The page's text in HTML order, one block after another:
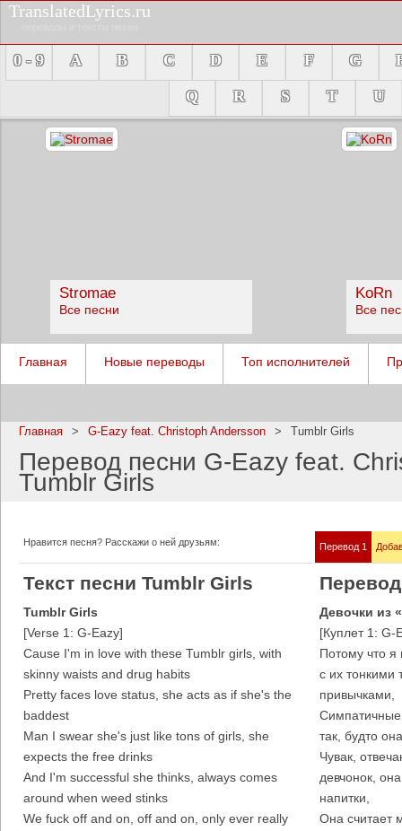
TranslatedLyrics.ru
0 - 9 A B C D E F G
Q
R S T U
Stromae
Все песни
KoRn
Все
Все
Blind Guardian
Все песни
Pitbull
Все
Главная Новые переводы Топ исполнителей
Главная > G-Eazy feat. Christoph Andersson > Tumblr Girls
Перевод песни G-Eazy feat.
Tumblr Girls
Нравится песня? Расскажи о ней друзьям:
Текст песни Tumblr Girls
Перевод 1
Tumblr Girls
[Verse 1: G-Eazy]
Cause I'm in love with these Tumblr girls, with
skinny waists and drug habits
Pretty faces love status, she acts as if she's the
baddest
Man I swear she's just like tons of girls, she
expects the free drinks
And I'm successful she thinks, always comes
around when weed stinks
We fuck off and on, off and on, only ever really
Девочки из
[Куплет 1: G-
Потому что я
с их тонкими
привычками,
Симпатичные
так, будто
Чувак,
девчонок,
напитки,
Она считает